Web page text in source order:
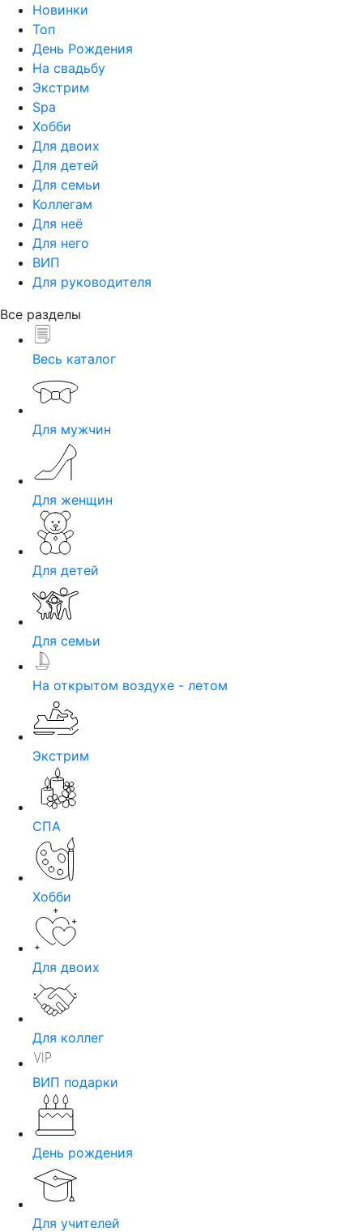
Новинки
Топ
День Рождения
На свадьбу
Экстрим
Spa
Хобби
Для двоих
Для детей
Для семьи
Коллегам
Для неё
Для него
ВИП
Для руководителя
Все разделы
Весь каталог
Для мужчин
Для женщин
Для детей
Для семьи
На открытом воздухе - летом
Экстрим
СПА
Хобби
Для двоих
Для коллег
ВИП подарки
День рождения
Для учителей